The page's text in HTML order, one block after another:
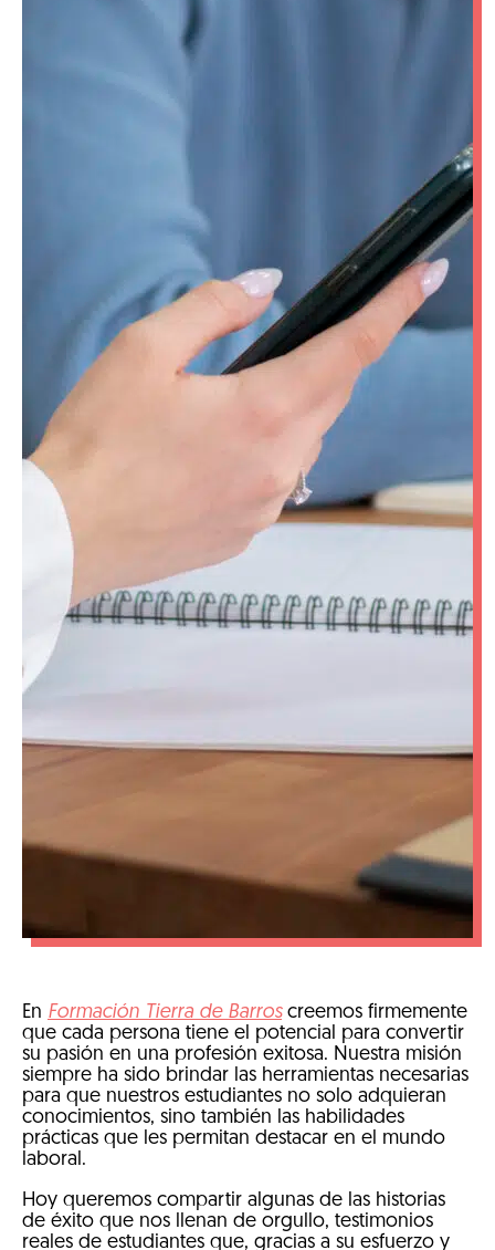
En Formación Tierra de Barroscreemos firmemente
que cada persona tiene el potencial para convertir
su pasión en una profesión exitosa. Nuestra misión
siempre ha sido brindar las herramientas necesarias
para que nuestros estudiantes no solo adquieran
conocimientos, sino también las habilidades
prácticas que les permitan destacar en el mundo
laboral.
Hoy queremos compartir algunas de las historias
de éxito que nos llenan de orgullo, testimonios
reales de estudiantes que, gracias a su esfuerzo y